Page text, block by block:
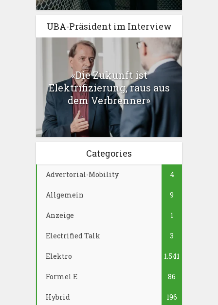
UBA-Präsident im Interview
«Die Zukunft ist
Elektrifizierung, raus aus
dem Verbrenner»
Categories
Advertorial-Mobility 4
Allgemein 9
Anzeige 1
Electrified Talk 3
Elektro 1.541
Formel E 86
Hybrid 196